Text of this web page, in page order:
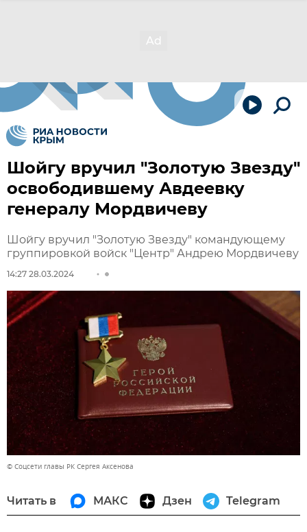
Шойгу вручил "Золотую Звезду"
освободившему Авдеевку
генералу Мордвичеву
Шойгу вручил "Золотую Звезду" командующему
группировкой войск "Центр" Андрею Мордвичеву
14:27 28.03.2024
© Соцсети главы РК Сергея Аксенова
Читать в МАКС Дзен Telegram